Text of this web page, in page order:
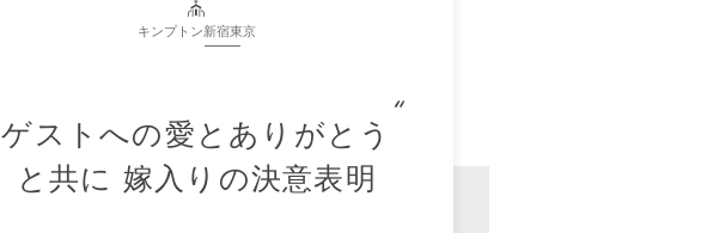
キンプトン新宿東京
ゲストへの愛とありがとう
と共に 嫁入りの決意表明